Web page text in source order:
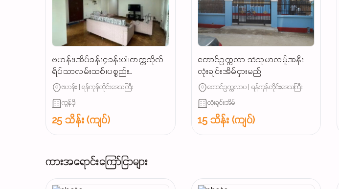
ဗဟန်း၊အိပ်ခန်း၄ခန်းပါ၊တက္ကသိုလ်
ရိပ်သာလမ်းသစ်၊ပစ္စည်း
စုံCondoအငှါးမို့၊စရန်ဦးသူရ👉☎️
ဗဟန်း | ရန်ကုန်တိုင်းဒေသကြီး
ကွန်ဒို
25 သိန်း (ကျပ်)
တောင်ဥက္ကလာ သံသုမာလမ်ူအနီး
လုံးချင်းအိမ်ငှားမည်
တောင်ဥက္ကလာပ | ရန်ကုန်တိုင်းဒေသကြီး
လုံးချင်းအိမ်
15 သိန်း (ကျပ်)
ကားအရောင်းကြော်ငြာများ